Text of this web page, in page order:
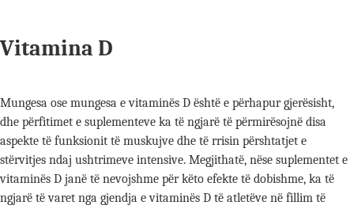
Vitamina D
Mungesa ose mungesa e vitaminës D është e përhapur gjerësisht,
dhe përfitimet e suplementeve ka të ngjarë të përmirësojnë disa
aspekte të funksionit të muskujve dhe të rrisin përshtatjet e
stërvitjes ndaj ushtrimeve intensive. Megjithatë, nëse suplementet e
vitaminës D janë të nevojshme për këto efekte të dobishme, ka të
ngjarë të varet nga gjendja e vitaminës D të atletëve në fillim të